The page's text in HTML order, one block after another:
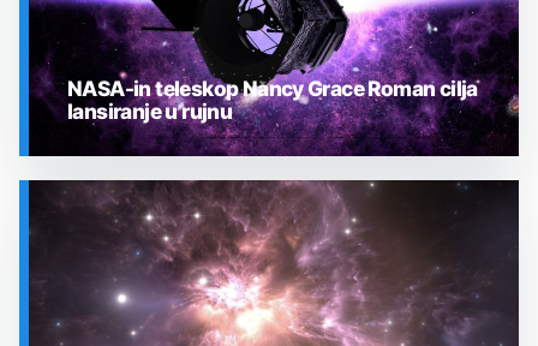
SVEMIR
NASA-in teleskop Nancy Grace Roman cilja
lansiranje u rujnu